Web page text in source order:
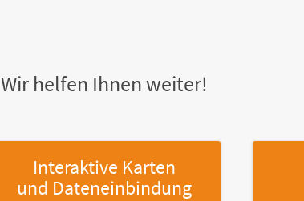
Wir helfen Ihnen weiter!
Interaktive Karten
und Dateneinbindung